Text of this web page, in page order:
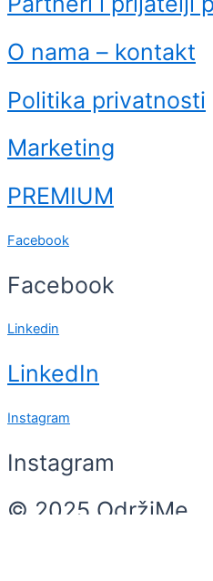
O nama – kontakt
Politika privatnosti
Marketing
PREMIUM
Facebook
Facebook
Linkedin
LinkedIn
Instagram
Instagram
© 2025 OdržiMe